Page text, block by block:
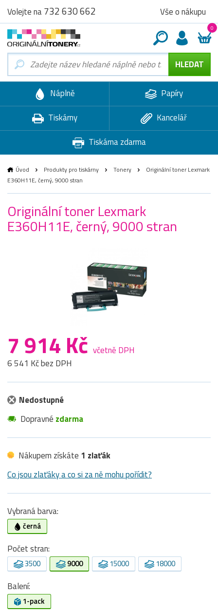
Volejte na732 630 662 Vše o nákupu
0
Náplně
Papíry
Tiskárny
Kancelář
Tiskárna zdarma
Úvod Produkty pro tiskárny Tonery
Originální toner Lexmark
E360H11E, černý, 9000 stran
Originální toner Lexmark
E360H11E, černý, 9000 stran
7 914 Kč včetně DPH
6 541 Kč bez DPH
Nedostupné
Dopravné zdarma
Nákupem získáte 1 zlaťák
Co jsou zlaťáky a co si za ně mohu pořídit?
Vybraná barva:
černá
Počet stran:
3500 9000 15000 18000
Balení:
1-pack